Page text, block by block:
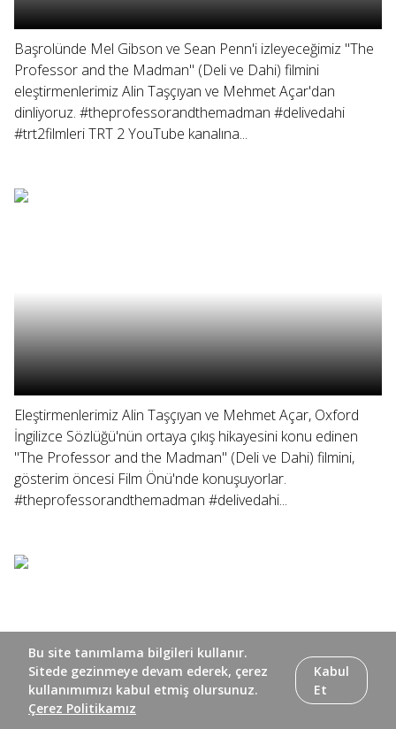
Başrolünde Mel Gibson ve Sean Penn'i izleyeceğimiz "The
Professor and the Madman" (Deli ve Dahi) filmini
eleştirmenlerimiz Alin Taşçıyan ve Mehmet Açar'dan
dinliyoruz. #theprofessorandthemadman #delivedahi
#trt2filmleri TRT 2 YouTube kanalına...
Eleştirmenlerimiz Alin Taşçıyan ve Mehmet Açar, Oxford
İngilizce Sözlüğü'nün ortaya çıkış hikayesini konu edinen
"The Professor and the Madman" (Deli ve Dahi) filmini,
gösterim öncesi Film Önü'nde konuşuyorlar.
#theprofessorandthemadman #delivedahi...
Bu site tanımlama bilgileri kullanır.
Sitede gezinmeye devam ederek, çerez
kullanımımızı kabul etmiş olursunuz.
Çerez Politikamız
Kabul
Et